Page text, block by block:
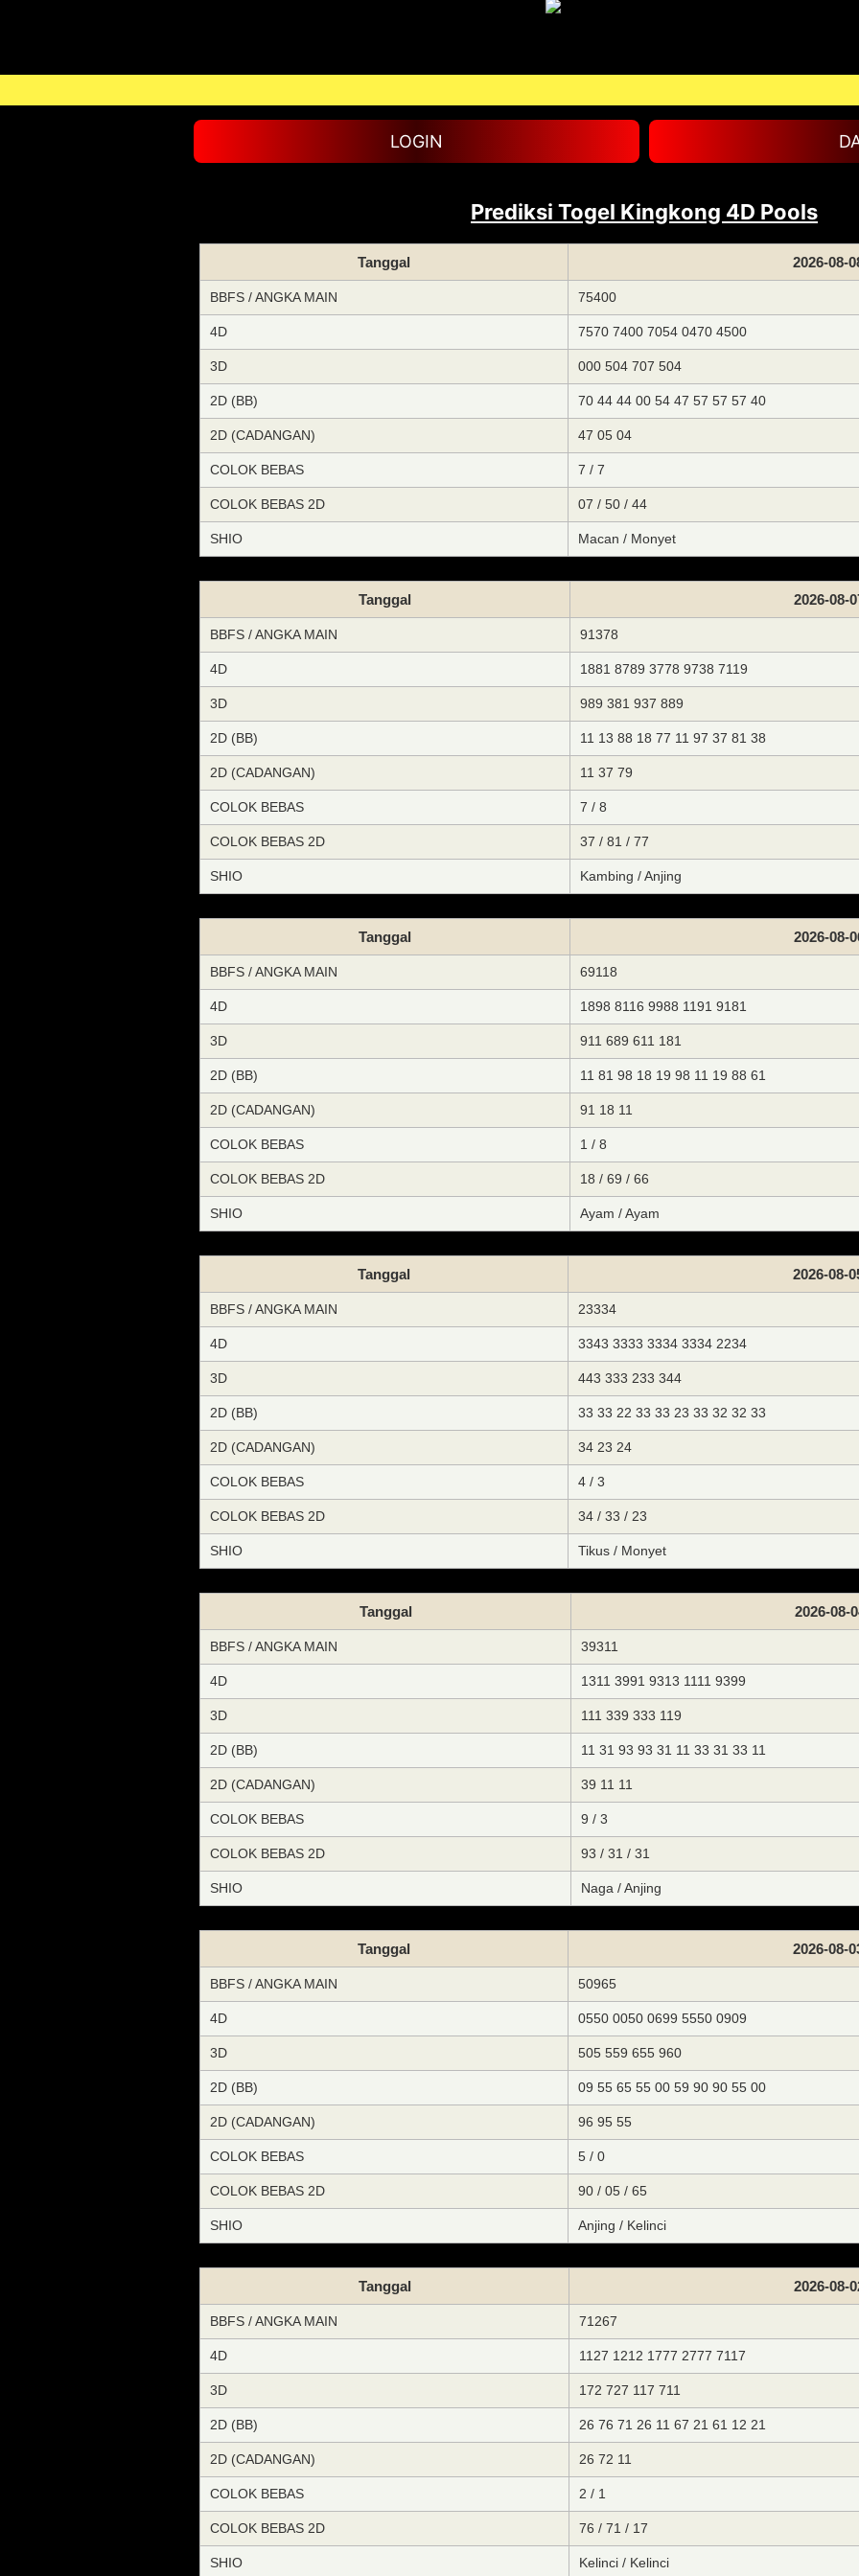
LOGIN
Prediksi Togel Kingkong 4D Pools
Tanggal 2026-08-
BBFS / ANGKA MAIN 75400
4D 7570 7400 7054 0470 4500
3D 000 504 707 504
2D (BB) 70 44 44 00 54 47 57 57 57 40
2D (CADANGAN) 47 05 04
COLOK BEBAS 7 / 7
COLOK BEBAS 2D 07 / 50 / 44
SHIO Macan / Monyet
Tanggal 2026-08-
BBFS / ANGKA MAIN 91378
4D 1881 8789 3778 9738 7119
3D 989 381 937 889
2D (BB) 11 13 88 18 77 11 97 37 81 38
2D (CADANGAN) 11 37 79
COLOK BEBAS 7 / 8
COLOK BEBAS 2D 37 / 81 / 77
SHIO Kambing / Anjing
Tanggal 2026-08-
BBFS / ANGKA MAIN 69118
4D 1898 8116 9988 1191 9181
3D 911 689 611 181
2D (BB) 11 81 98 18 19 98 11 19 88 61
2D (CADANGAN) 91 18 11
COLOK BEBAS 1 / 8
COLOK BEBAS 2D 18 / 69 / 66
SHIO Ayam / Ayam
Tanggal 2026-08-
BBFS / ANGKA MAIN 23334
4D 3343 3333 3334 3334 2234
3D 443 333 233 344
2D (BB) 33 33 22 33 33 23 33 32 32 33
2D (CADANGAN) 34 23 24
COLOK BEBAS 4 / 3
COLOK BEBAS 2D 34 / 33 / 23
SHIO Tikus / Monyet
Tanggal 2026-08-
BBFS / ANGKA MAIN 39311
4D 1311 3991 9313 1111 9399
3D 111 339 333 119
2D (BB) 11 31 93 93 31 11 33 31 33 11
2D (CADANGAN) 39 11 11
COLOK BEBAS 9 / 3
COLOK BEBAS 2D 93 / 31 / 31
SHIO Naga / Anjing
Tanggal 2026-08-
BBFS / ANGKA MAIN 50965
4D 0550 0050 0699 5550 0909
3D 505 559 655 960
2D (BB) 09 55 65 55 00 59 90 90 55 00
2D (CADANGAN) 96 95 55
COLOK BEBAS 5 / 0
COLOK BEBAS 2D 90 / 05 / 65
SHIO Anjing / Kelinci
Tanggal 2026-08-
BBFS / ANGKA MAIN 71267
4D 1127 1212 1777 2777 7117
3D 172 727 117 711
2D (BB) 26 76 71 26 11 67 21 61 12 21
2D (CADANGAN) 26 72 11
COLOK BEBAS 2 / 1
COLOK BEBAS 2D 76 / 71 / 17
SHIO Kelinci / Kelinci